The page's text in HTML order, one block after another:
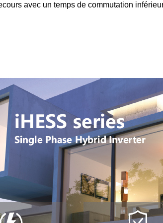
avec un temps de commutation